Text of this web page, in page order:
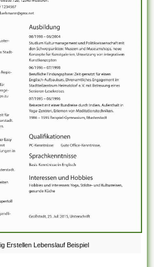
Erstellen Lebenslauf Beispiel